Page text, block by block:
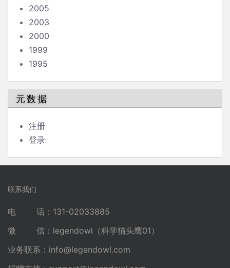
2005
2003
2000
1999
1995
元数据
注册
登录
联系我们
电 话：131-02033885
微 信：legendowl（科学猫头鹰01）
业务联系： info@legendowl.com